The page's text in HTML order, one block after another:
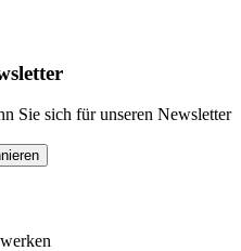
Sie sich für unseren Newsletter